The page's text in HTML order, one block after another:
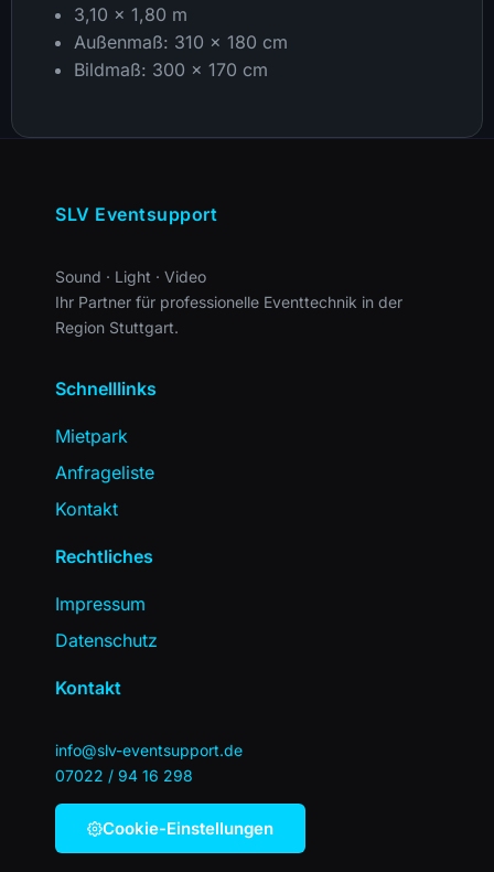
3,10 x 1,80 m
Außenmaß: 310 x 180 cm
Bildmaß: 300 x 170 cm
SLV Eventsupport
Sound · Light · Video
Ihr Partner für professionelle Eventtechnik in der
Region Stuttgart.
Schnelllinks
Mietpark
Anfrageliste
Kontakt
Rechtliches
Impressum
Datenschutz
Kontakt
info@slv-eventsupport.de
07022 / 94 16 298
Cookie-Einstellungen